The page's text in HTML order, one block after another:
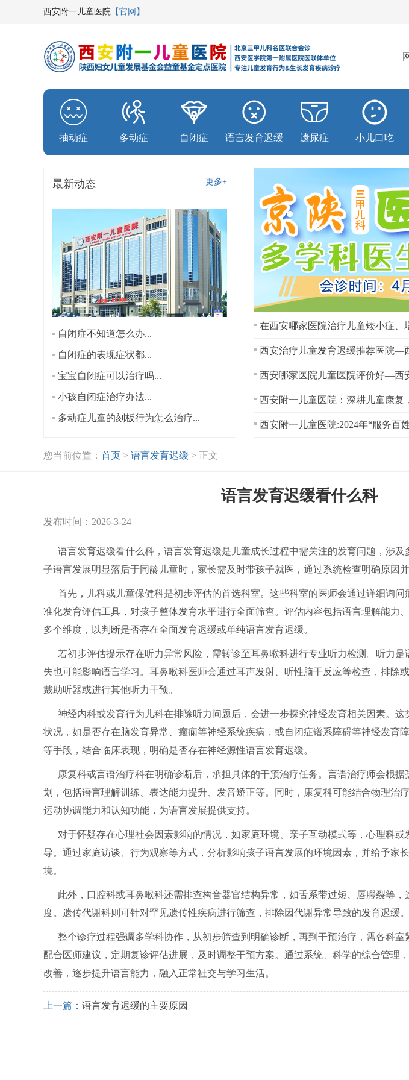
西安附一儿童医院 【官网】
抽动症 多动症 自闭症 语言发育迟缓 遗尿症 小儿口吃
更多+
最新动态
自闭症不知道怎么办...
自闭症的表现症状都...
宝宝自闭症可以治疗吗...
小孩自闭症治疗办法...
多动症儿童的刻板行为怎么治疗...
在西安哪家医院治疗儿童矮小症、
西安治疗儿童发育迟缓推荐医院—
西安附一儿童医院：深耕儿童康复
西安附一儿童医院:2024年“服务百
您当前位置： 首页 > 语言发育迟缓 > 正文
语言发育迟缓看什么科
发布时间：2026-3-24
语言发育迟缓看什么科，语言发育迟缓是儿童成长过程中需关注的发育问题，涉
子语言发展明显落后于同龄儿童时，家长需及时带孩子就医，通过系统检查明确原因并
首先，儿科或儿童保健科是初步评估的首选科室。这些科室的医师会通过详细询
准化发育评估工具，对孩子整体发育水平进行全面筛查。评估内容包括语言理解能力
多个维度，以判断是否存在全面发育迟缓或单纯语言发育迟缓。
若初步评估提示存在听力异常风险，需转诊至耳鼻喉科进行专业听力检测。听力
失也可能影响语言学习。耳鼻喉科医师会通过耳声发射、听性脑干反应等检查，排除
戴助听器或进行其他听力干预。
神经内科或发育行为儿科在排除听力问题后，会进一步探究神经发育相关因素。
状况，如是否存在脑发育异常、癫痫等神经系统疾病，或自闭症谱系障碍等神经发育
等手段，结合临床表现，明确是否存在神经源性语言发育迟缓。
康复科或言语治疗科在明确诊断后，承担具体的干预治疗任务。言语治疗师会根
划，包括语言理解训练、表达能力提升、发音矫正等。同时，康复科可能结合物理治
运动协调能力和认知功能，为语言发展提供支持。
对于怀疑存在心理社会因素影响的情况，如家庭环境、亲子互动模式等，心理科
导。通过家庭访谈、行为观察等方式，分析影响孩子语言发展的环境因素，并给予家
境。
此外，口腔科或耳鼻喉科还需排查构音器官结构异常，如舌系带过短、唇腭裂等
度。遗传代谢科则可针对罕见遗传性疾病进行筛查，排除因代谢异常导致的发育迟缓。
整个诊疗过程强调多学科协作，从初步筛查到明确诊断，再到干预治疗，需各科
配合医师建议，定期复诊评估进展，及时调整干预方案。通过系统、科学的综合管理
改善，逐步提升语言能力，融入正常社交与学习生活。
上一篇： 语言发育迟缓的主要原因